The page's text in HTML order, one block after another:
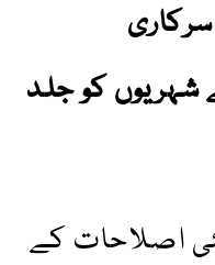
شہریوں کو جلد
اصلاحات کے